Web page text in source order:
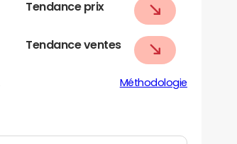
Tendance prix
Tendance ventes
Méthodologie